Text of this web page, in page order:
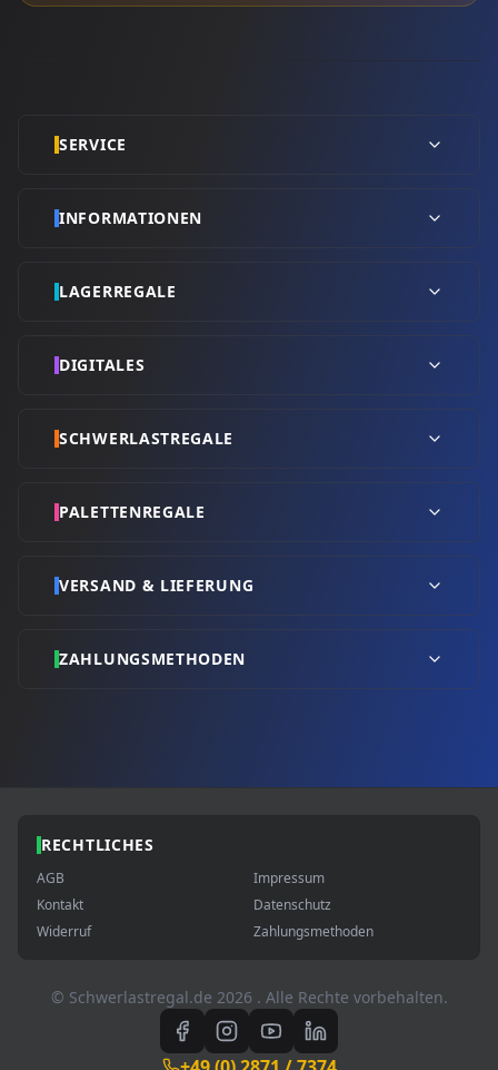
SERVICE
INFORMATIONEN
LAGERREGALE
DIGITALES
SCHWERLASTREGALE
PALETTENREGALE
VERSAND & LIEFERUNG
ZAHLUNGSMETHODEN
RECHTLICHES
AGB
Impressum
Kontakt
Datenschutz
Widerruf
Zahlungsmethoden
© Schwerlastregal.de 2026 . Alle Rechte vorbehalten.